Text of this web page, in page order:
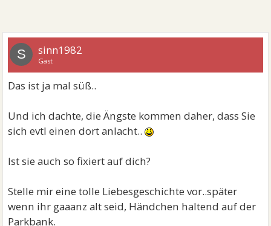
S sinn1982
Gast
Das ist ja mal süß..
Und ich dachte, die Ängste kommen daher, dass Sie
sich evtl einen dort anlacht..
Ist sie auch so fixiert auf dich?
Stelle mir eine tolle Liebesgeschichte vor..später
wenn ihr gaaanz alt seid, Händchen haltend auf der
Parkbank.